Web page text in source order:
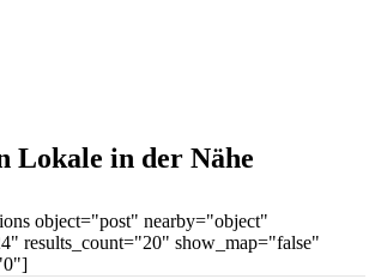
Lokale in der Nähe
object="post" nearby="object"
results_count="20" show_map="false"